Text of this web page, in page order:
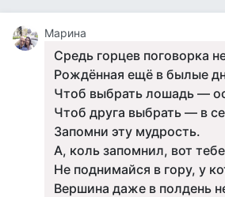
Марина
Средь горцев поговорка
Рождённая ещё в былые
Чтоб выбрать лошадь —
Чтоб друга выбрать — в
Запомни эту мудрость.
А, коль запомнил, вот
Не поднимайся в гору, у
Вершина даже в полдень